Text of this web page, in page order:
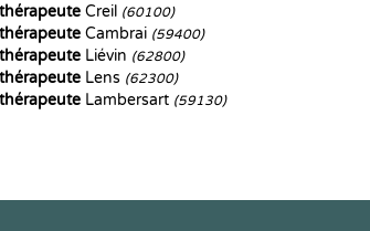
Creil (60100)
Cambrai (59400)
Liévin (62800)
Lens (62300)
Lambersart (59130)